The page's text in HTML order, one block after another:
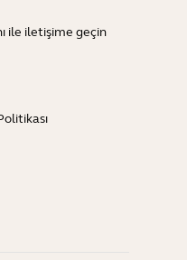
ile iletişime geçin